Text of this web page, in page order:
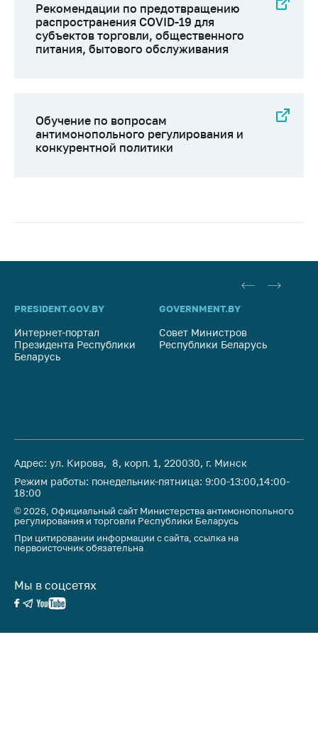
Рекомендации по предотвращению
распространения COVID-19 для
субъектов торговли, общественного
питания, бытового обслуживания
Обучение по вопросам
антимонопольного регулирования и
конкурентной политики
PRESIDENT.GOV.BY
Интернет-портал
Президента Республики
Беларусь
GOVERNMENT.BY
Совет Министров
Республики Беларусь
Адрес: ул. Кирова, 8, корп. 1, 220030, г. Минск
Режим работы: понедельник-пятница: 9:00-13:00,14:00-
18:00
© 2026, Официальный сайт Министерства антимонопольного
регулирования и торговли Республики Беларусь
При цитировании информации с сайта, ссылка на
первоисточник обязательна
Мы в соцсетях